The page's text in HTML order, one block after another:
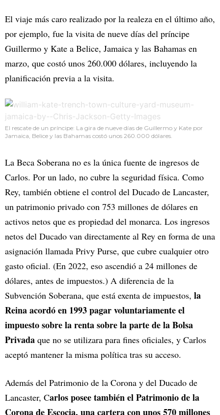
El viaje más caro realizado por la realeza en el último año,
por ejemplo, fue la visita de nueve días del príncipe
Guillermo y Kate a Belice, Jamaica y las Bahamas en
marzo, que costó unos 260.000 dólares, incluyendo la
planificación previa a la visita.
El rescate de un príncipe: La gira de nueve días de Guillermo y Kate por
Jamaica, Belice y las Bahamas costó unos 260.000 dólares.
La Beca Soberana no es la única fuente de ingresos de
Carlos. Por un lado, no cubre la seguridad física. Como
Rey, también obtiene el control del Ducado de Lancaster,
un patrimonio privado con 753 millones de dólares en
activos netos que es propiedad del monarca. Los ingresos
netos del Ducado van directamente al Rey en forma de una
asignación llamada Privy Purse, que cubre cualquier otro
gasto oficial. (En 2022, eso ascendió a 24 millones de
dólares, antes de impuestos.) A diferencia de la
Subvención Soberana, que está exenta de impuestos, la
Reina acordó en 1993 pagar voluntariamente el
impuesto sobre la renta sobre la parte de la Bolsa
Privada que no se utilizara para fines oficiales, y Carlos
aceptó mantener la misma política tras su acceso.
Además del Patrimonio de la Corona y del Ducado de
Lancaster, Carlos posee también el Patrimonio de la
Corona de Escocia, una cartera con unos 570 millones